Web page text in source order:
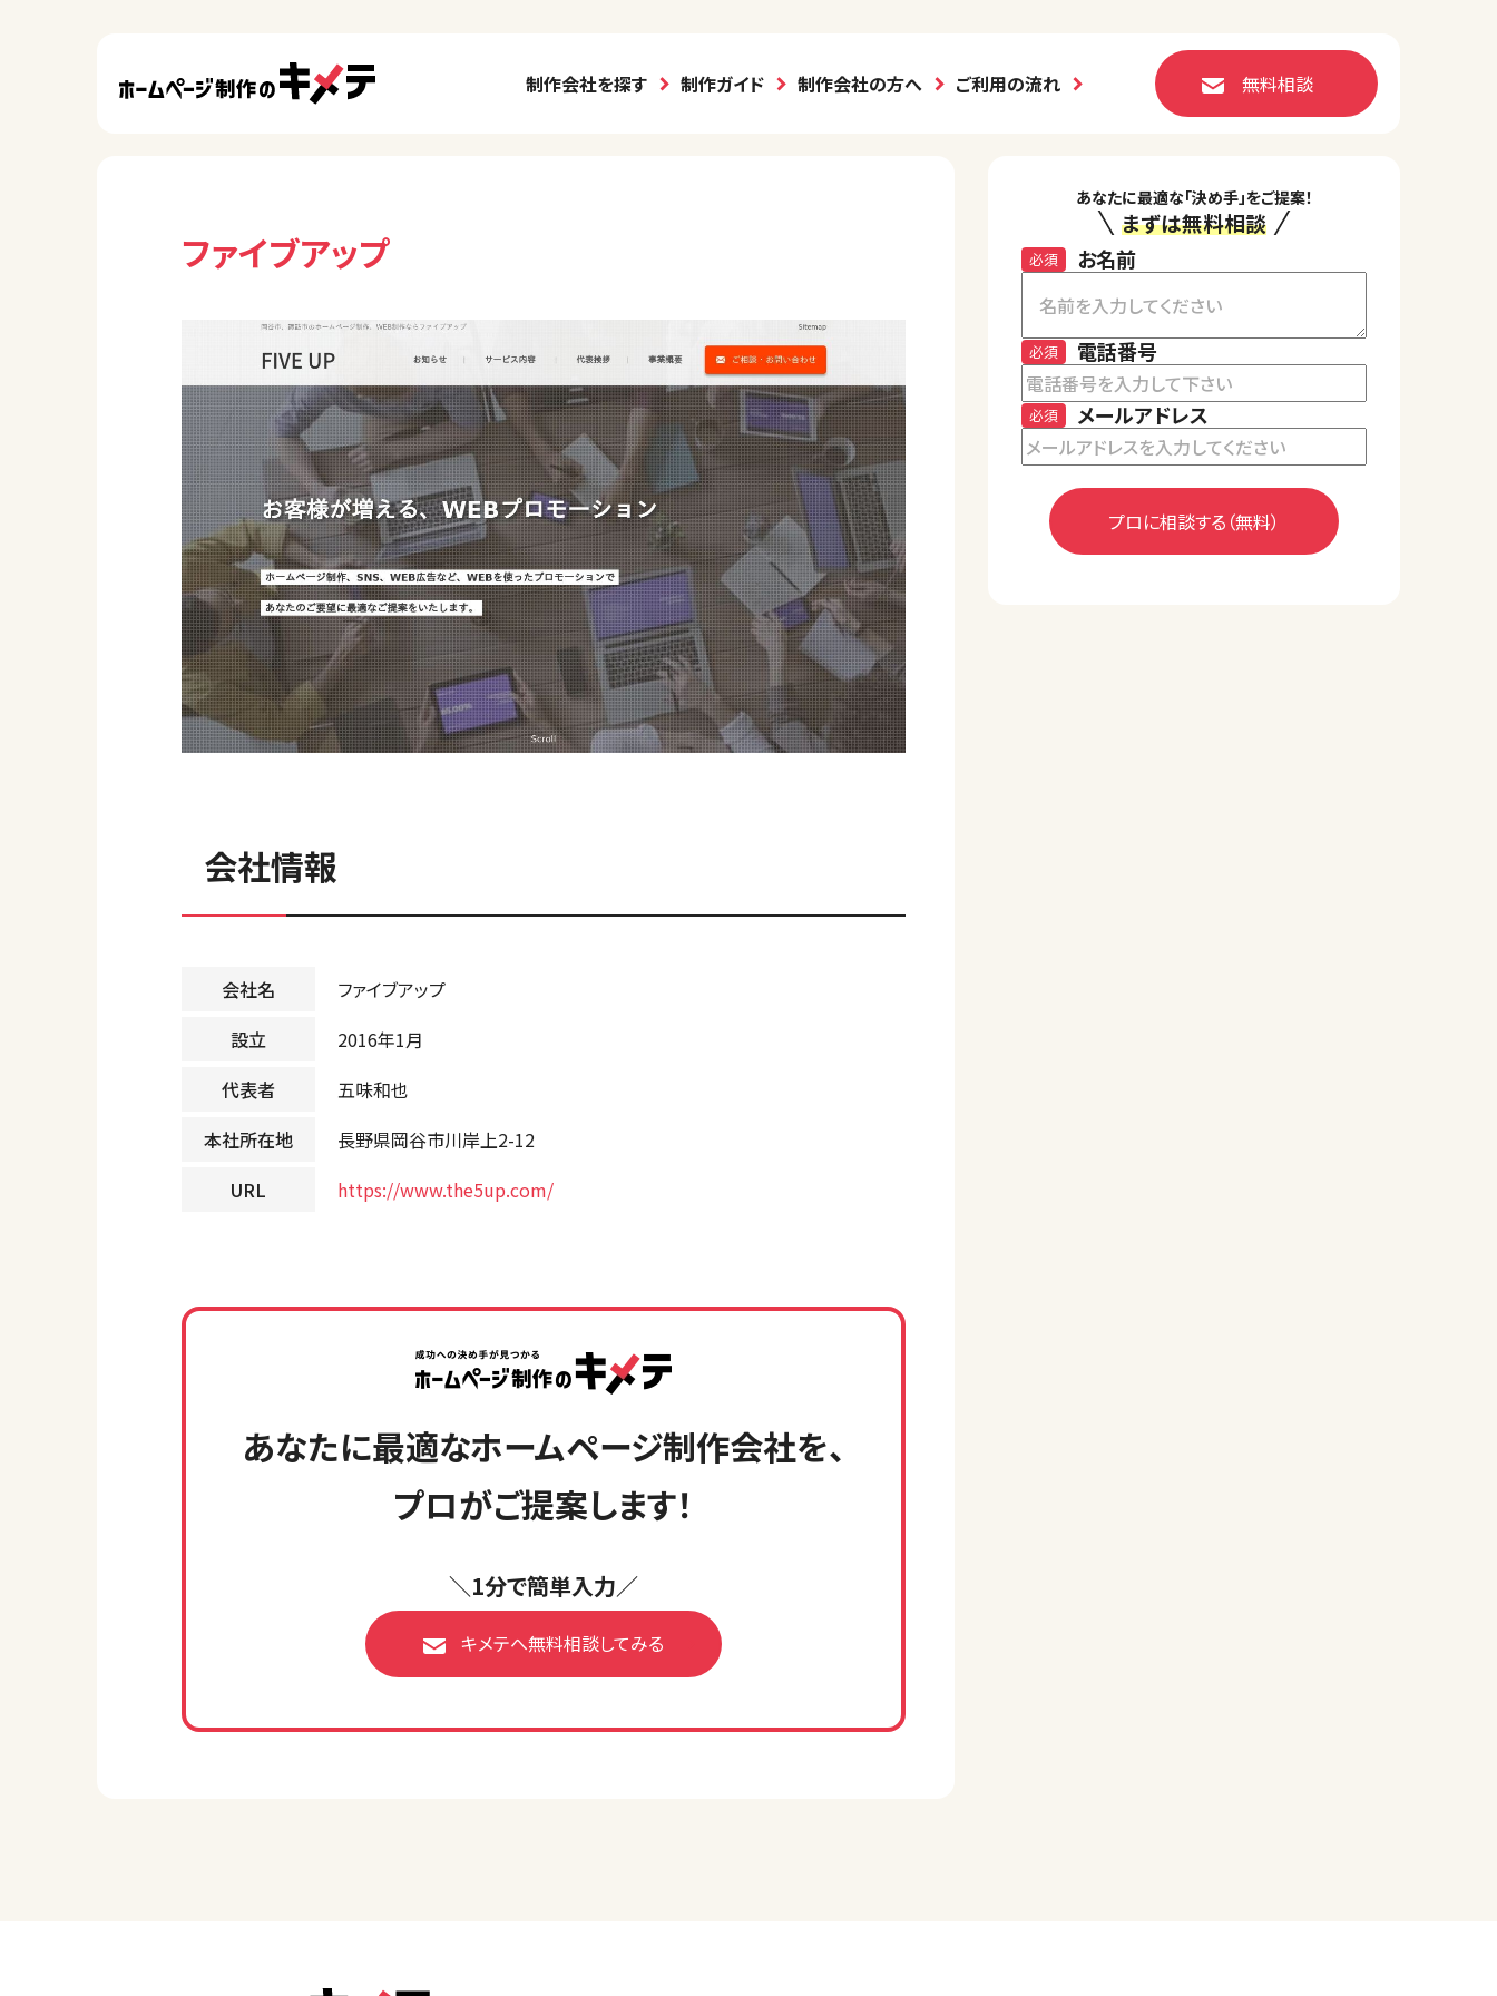
制作会社を探す 制作ガイド 制作会社の方へ ご利用の流れ 無料相談
ファイブアップ
会社情報
会社名
ファイブアップ
設立
2016年1月
代表者
五味和也
本社所在地
長野県岡谷市川岸上2-12
URL
https://www.the5up.com/
あなたに最適なホームページ制作会社を、
プロがご提案します！
＼1分で簡単入力／
キメテへ無料相談してみる
あなたに最適な「決め手」をご提案！
まずは無料相談
お名前
必須
電話番号
必須
メールアドレス
必須